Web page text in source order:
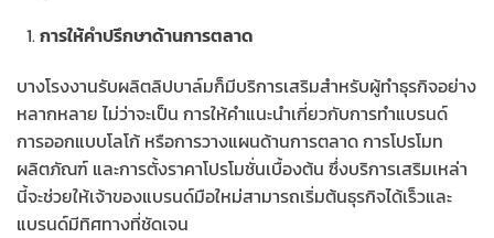
การให้คำปรึกษาด้านการตลาด
บางโรงงานรับผลิตลิปบาล์มก็มีบริการเสริมสำหรับผู้ทำธุรกิจอย่าง
หลากหลาย ไม่ว่าจะเป็น การให้คำแนะนำเกี่ยวกับการทำแบรนด์
การออกแบบโลโก้ หรือการวางแผนด้านการตลาด การโปรโมท
ผลิตภัณฑ์ และการตั้งราคาโปรโมชั่นเบื้องต้น ซึ่งบริการเสริมเหล่า
นี้จะช่วยให้เจ้าของแบรนด์มือใหม่สามารถเริ่มต้นธุรกิจได้เร็วและ
แบรนด์มีทิศทางที่ชัดเจน